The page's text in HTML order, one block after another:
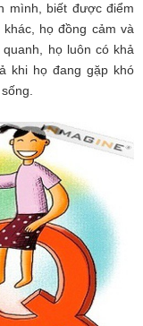
mình, biết được điểm
họ đồng cảm và
họ luôn có khả
khi họ đang gặp khó